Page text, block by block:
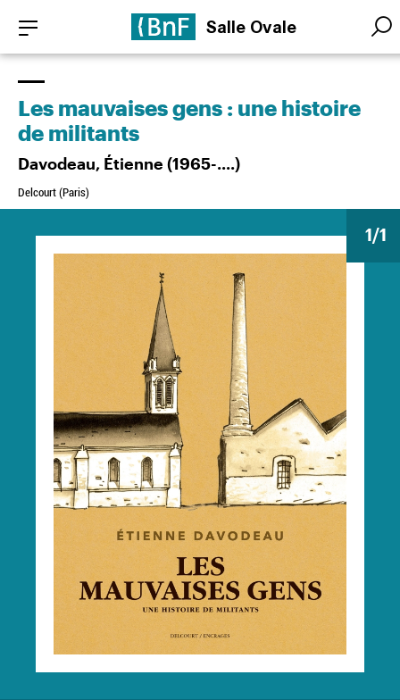
contenu
principal
Salle Ovale
1/1
Les mauvaises gens : une histoire
de militants
Davodeau, Étienne (1965-....)
Delcourt (Paris)
Panneau de gestion des cookies